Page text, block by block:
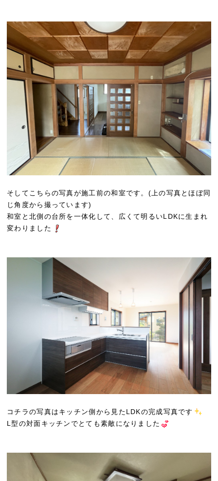
そしてこちらの写真が施工前の和室です。(上の写真とほぼ同
じ角度から撮っています)
和室と北側の台所を一体化して、広くて明るいLDKに生まれ
変わりました
コチラの写真はキッチン側から見たLDKの完成写真です
L型の対面キッチンでとても素敵になりました